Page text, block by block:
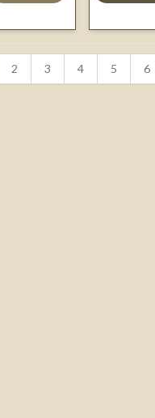
2 3 4 5 6